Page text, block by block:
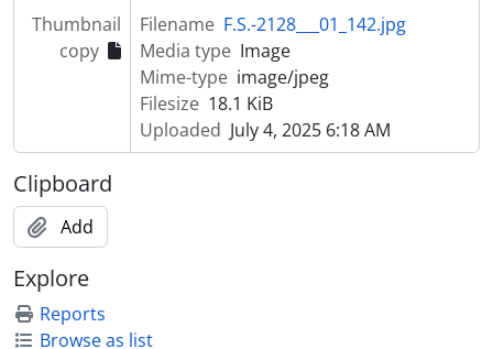
[Item] Homenagem ao Sr. Amorim
[Item] Homenagem ao Sr. Amorim
[Item] Homenagem ao Sr. Amorim
[Item] Homenagem ao Sr. Amorim
[Item] Homenagem ao Sr. Amorim
[Item] Homenagem ao Sr. Amorim
[Item] Homenagem ao Sr. Amorim
Thumbnail
copy
Filename F.S.-2128___01_142.jpg
Media type Image
Mime-type image/jpeg
Filesize 18.1 KiB
Uploaded July 4, 2025 6:18 AM
Clipboard
Add
Explore
Reports
Browse as list